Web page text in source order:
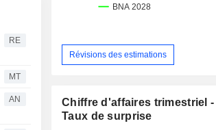
RE
MT
AN
Révisions des estimations
Chiffre d'affaires trimestriel -
Taux de surprise